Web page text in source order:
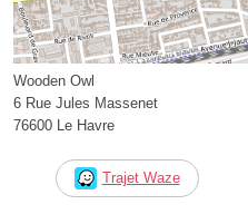
Wooden Owl
6 Rue Jules Massenet
76600 Le Havre
Trajet Waze